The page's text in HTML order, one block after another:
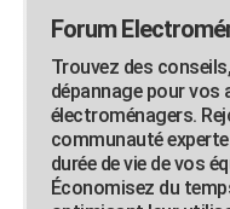
Forum
Trouvez des
dépannage pour vos
électroménagers.
communauté
durée de vie de vos
Économisez du